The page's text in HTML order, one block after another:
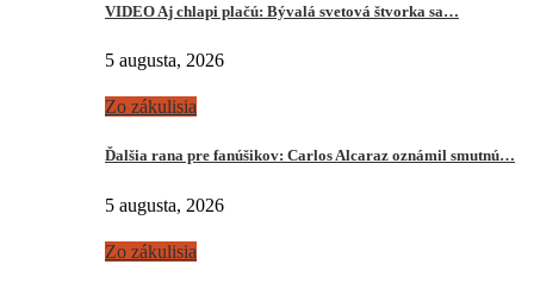
VIDEO Aj chlapi plačú: Bývalá svetová štvorka sa…
5 augusta, 2026
Zo zákulisia
Ďalšia rana pre fanúšikov: Carlos Alcaraz oznámil smutnú…
5 augusta, 2026
Zo zákulisia